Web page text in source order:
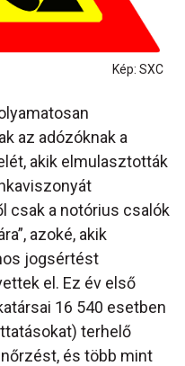
Kép: SXC
az adózóknak a
akik elmulasztották
csak a notórius csalók
azoké, akik
jogsértést
el. Ez év első
16 540 esetben
terhelő
és több mint